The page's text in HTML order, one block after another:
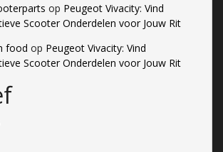
op Peugeot Vivacity: Vind
Scooter Onderdelen voor Jouw Rit
food op Peugeot Vivacity: Vind
Scooter Onderdelen voor Jouw Rit